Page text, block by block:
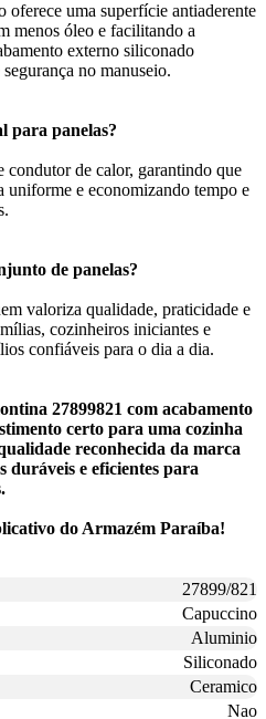
oferece uma superfície antiaderente
menos óleo e facilitando a
externo siliconado
no manuseio.
para panelas?
de calor, garantindo que
uniforme e economizando tempo e
de panelas?
valoriza qualidade, praticidade e
cozinheiros iniciantes e
confiáveis para o dia a dia.
27899821 com acabamento
certo para uma cozinha
reconhecida da marca
duráveis e eficientes para
do Armazém Paraíba!
27899/821
Capuccino
Aluminio
Siliconado
Ceramico
Nao